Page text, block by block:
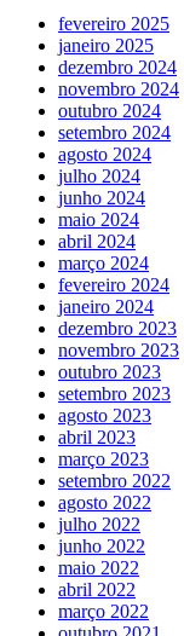
fevereiro 2025
janeiro 2025
dezembro 2024
novembro 2024
outubro 2024
setembro 2024
agosto 2024
julho 2024
junho 2024
maio 2024
abril 2024
março 2024
fevereiro 2024
janeiro 2024
dezembro 2023
novembro 2023
outubro 2023
setembro 2023
agosto 2023
abril 2023
março 2023
setembro 2022
agosto 2022
julho 2022
junho 2022
maio 2022
abril 2022
março 2022